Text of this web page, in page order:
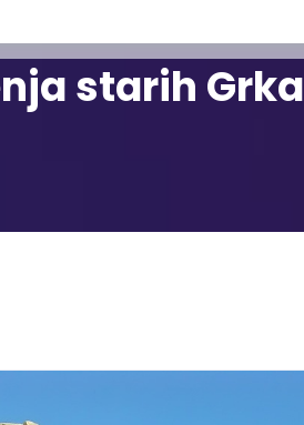
starih Grka